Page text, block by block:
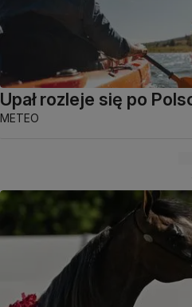
Upał rozleje się po
METEO